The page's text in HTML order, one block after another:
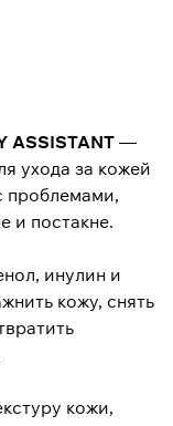
ASSISTANT —
ухода за кожей
проблемами,
и постакне.
инулин и
кожу, снять
кожи,